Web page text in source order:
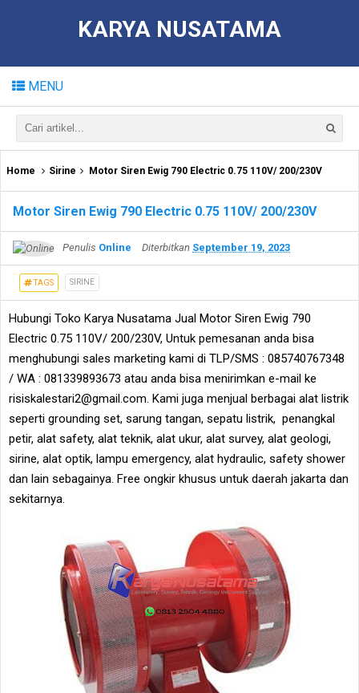
KARYA NUSATAMA
MENU
Home Sirine Motor Siren Ewig 790 Electric 0.75 110V/ 200/230V
Motor Siren Ewig 790 Electric 0.75 110V/ 200/230V
Penulis Online Diterbitkan September 19, 2023
TAGS SIRINE
Hubungi Toko Karya Nusatama Jual Motor Siren Ewig 790
Electric 0.75 110V/ 200/230V, Untuk pemesanan anda bisa
menghubungi sales marketing kami di TLP/SMS : 085740767348
/ WA : 081339893673 atau anda bisa menirimkan e-mail ke
risiskalestari2@gmail.com. Kami juga menjual berbagai alat listrik
seperti grounding set, sarung tangan, sepatu listrik, penangkal
petir, alat safety, alat teknik, alat ukur, alat survey, alat geologi,
sirine, alat optik, lampu emergency, alat hydraulic, safety shower
dan lain sebagainya. Free ongkir khusus untuk daerah jakarta dan
sekitarnya.